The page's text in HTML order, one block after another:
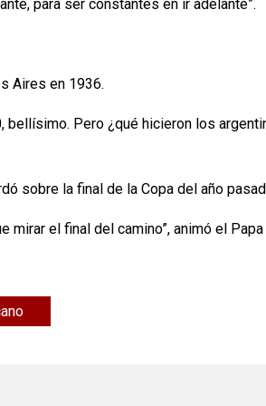
para ser constantes en ir adelante”.
Aires en 1936.
bellísimo. Pero ¿qué hicieron los
sobre la final de la Copa del año
mirar el final del camino”, animó el